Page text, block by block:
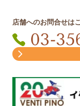
店舗へのお問合せは
03-